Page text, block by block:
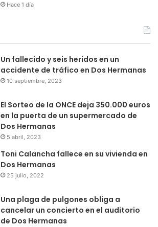
Hace 1 día
Un fallecido y seis heridos en un
accidente de tráfico en Dos Hermanas
10 septiembre, 2023
El Sorteo de la ONCE deja 350.000 euros
en la puerta de un supermercado de
Dos Hermanas
5 abril, 2023
Toni Calancha fallece en su vivienda en
Dos Hermanas
25 julio, 2022
Una plaga de pulgones obliga a
cancelar un concierto en el auditorio
de Dos Hermanas